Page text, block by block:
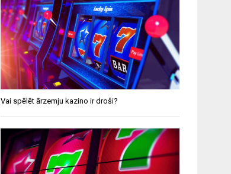
Vai spēlēt ārzemju kazino ir droši?